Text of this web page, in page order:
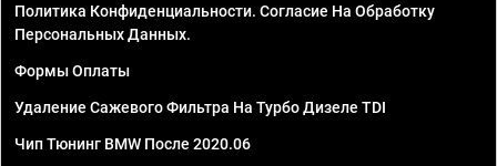
Политика Конфиденциальности. Согласие На Обработку
Персональных Данных.
Формы Оплаты
Удаление Сажевого Фильтра На Турбо Дизеле TDI
Чип Тюнинг BMW После 2020.06